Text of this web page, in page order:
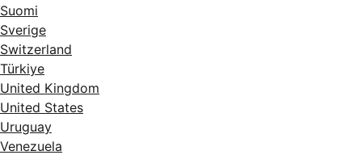
Suomi
Sverige
Switzerland
Türkiye
United Kingdom
United States
Uruguay
Venezuela